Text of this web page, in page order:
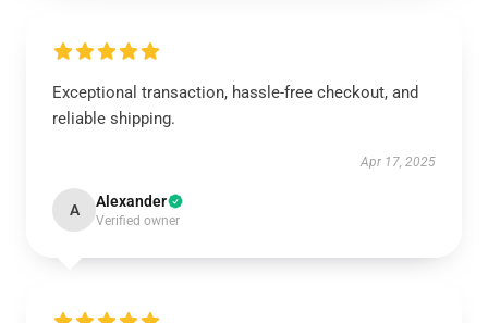
Exceptional transaction, hassle-free checkout, and
reliable shipping.
Apr 17, 2025
A Alexander
Verified owner